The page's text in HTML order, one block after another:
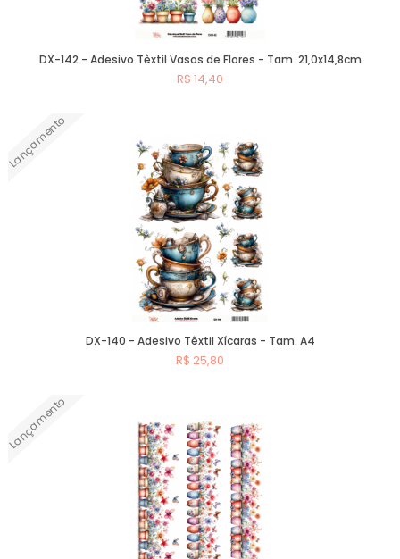
DX-142 - Adesivo Têxtil Vasos de Flores - Tam. 21,0x14,8cm
R$ 14,40
Lançamento
DX-140 - Adesivo Têxtil Xícaras - Tam. A4
R$ 25,80
Lançamento